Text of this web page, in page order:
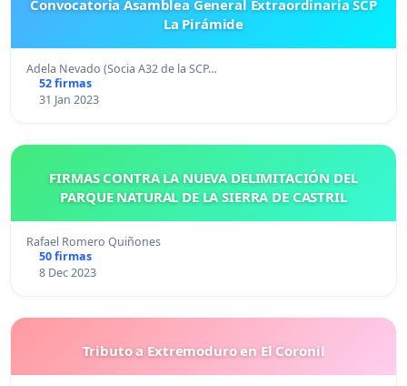
Convocatoria Asamblea General Extraordinaria SCP
La Pirámide
Adela Nevado (Socia A32 de la SCP…
52 firmas
31 Jan 2023
FIRMAS CONTRA LA NUEVA DELIMITACIÓN DEL
PARQUE NATURAL DE LA SIERRA DE CASTRIL
Rafael Romero Quiñones
50 firmas
8 Dec 2023
Tributo a Extremoduro en El Coronil